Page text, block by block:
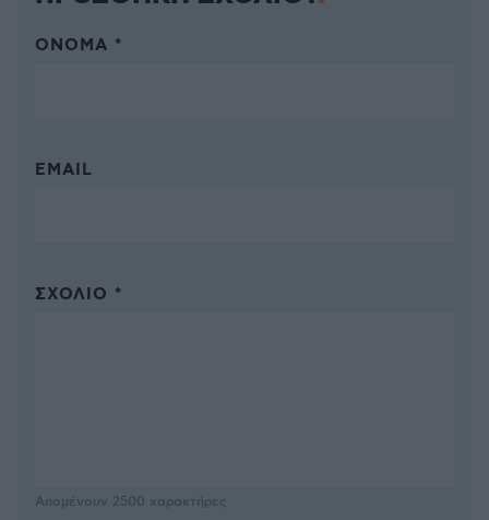
ΌΝΟΜΑ *
EMAIL
ΣΧΌΛΙΟ *
Απομένουν 2500 χαρακτήρες